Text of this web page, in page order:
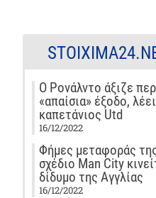
Ο Ρονάλντο άξιζε
«απαίσια» έξοδο,
καπετάνιος Utd
16/12/2022
Φήμες μεταφοράς
σχέδιο Man City
δίδυμο της Αγγλίας
16/12/2022